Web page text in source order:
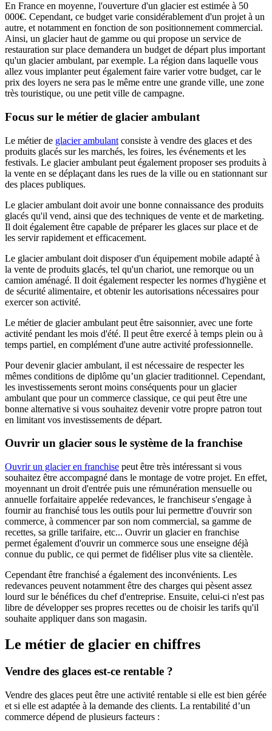
En France en moyenne, l'ouverture d'un glacier est estimée à 50
000€. Cependant, ce budget varie considérablement d'un projet à un
autre, et notamment en fonction de son positionnement commercial.
Ainsi, un glacier haut de gamme ou qui propose un service de
restauration sur place demandera un budget de départ plus important
qu'un glacier ambulant, par exemple. La région dans laquelle vous
allez vous implanter peut également faire varier votre budget, car le
prix des loyers ne sera pas le même entre une grande ville, une zone
très touristique, ou une petit ville de campagne.
Focus sur le métier de glacier ambulant
Le métier de glacier ambulant consiste à vendre des glaces et des
produits glacés sur les marchés, les foires, les événements et les
festivals. Le glacier ambulant peut également proposer ses produits à
la vente en se déplaçant dans les rues de la ville ou en stationnant sur
des places publiques.
Le glacier ambulant doit avoir une bonne connaissance des produits
glacés qu'il vend, ainsi que des techniques de vente et de marketing.
Il doit également être capable de préparer les glaces sur place et de
les servir rapidement et efficacement.
Le glacier ambulant doit disposer d'un équipement mobile adapté à
la vente de produits glacés, tel qu'un chariot, une remorque ou un
camion aménagé. Il doit également respecter les normes d'hygiène et
de sécurité alimentaire, et obtenir les autorisations nécessaires pour
exercer son activité.
Le métier de glacier ambulant peut être saisonnier, avec une forte
activité pendant les mois d'été. Il peut être exercé à temps plein ou à
temps partiel, en complément d'une autre activité professionnelle.
Pour devenir glacier ambulant, il est nécessaire de respecter les
mêmes conditions de diplôme qu’un glacier traditionnel. Cependant,
les investissements seront moins conséquents pour un glacier
ambulant que pour un commerce classique, ce qui peut être une
bonne alternative si vous souhaitez devenir votre propre patron tout
en limitant vos investissements de départ.
Ouvrir un glacier sous le système de la franchise
Ouvrir un glacier en franchise peut être très intéressant si vous
souhaitez être accompagné dans le montage de votre projet. En effet,
moyennant un droit d'entrée puis une rémunération mensuelle ou
annuelle forfaitaire appelée redevances, le franchiseur s'engage à
fournir au franchisé tous les outils pour lui permettre d'ouvrir son
commerce, à commencer par son nom commercial, sa gamme de
recettes, sa grille tarifaire, etc... Ouvrir un glacier en franchise
permet également d'ouvrir un commerce sous une enseigne déjà
connue du public, ce qui permet de fidéliser plus vite sa clientèle.
Cependant être franchisé a également des inconvénients. Les
redevances peuvent notamment être des charges qui pèsent assez
lourd sur le bénéfices du chef d'entreprise. Ensuite, celui-ci n'est pas
libre de développer ses propres recettes ou de choisir les tarifs qu'il
souhaite appliquer dans son magasin.
Le métier de glacier en chiffres
Vendre des glaces est-ce rentable ?
Vendre des glaces peut être une activité rentable si elle est bien gérée
et si elle est adaptée à la demande des clients. La rentabilité d’un
commerce dépend de plusieurs facteurs :